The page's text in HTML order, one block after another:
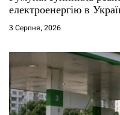
електроенергію в
3 Серпня, 2026